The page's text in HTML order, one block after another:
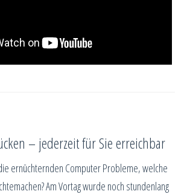
– jederzeit für Sie erreichbar
ernüchternden Computer Probleme, welche
Am Vortag wurde noch stundenlang